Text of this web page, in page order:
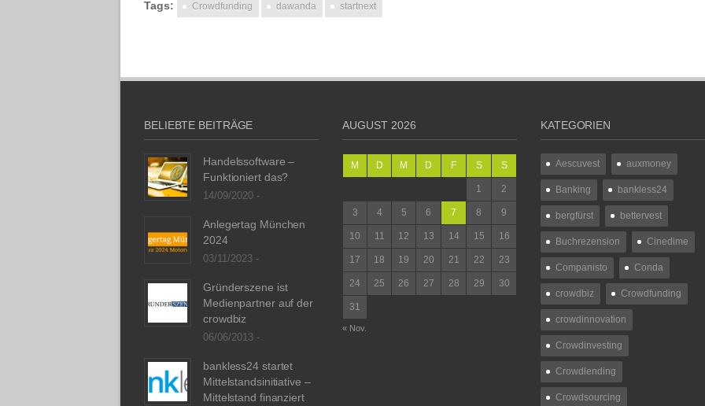
Tags: Crowdfunding dawanda startnext
BELIEBTE BEITRÄGE
Handelssoftware –
Funktioniert das?
14/09/2020 -
Anlegertag München
2024
03/11/2023 -
Gründerszene ist
Medienpartner auf der
crowdbiz
06/06/2013 -
bankless24 startet
Mittelstandsinitiative –
Mittelstand finanziert
AUGUST 2026
M D M D F S S
1 2
3 4 5 6 7 8 9
10 11 12 13 14 15 16
17 18 19 20 21 22 23
24 25 26 27 28 29 30
31
« Nov.
KATEGORIEN
Aescuvest auxmoney
Banking bankless24
bergfürst bettervest
Buchrezension Cinedime
Companisto Conda
crowdbiz Crowdfunding
crowdinnovation
Crowdinvesting
Crowdlending
Crowdsourcing